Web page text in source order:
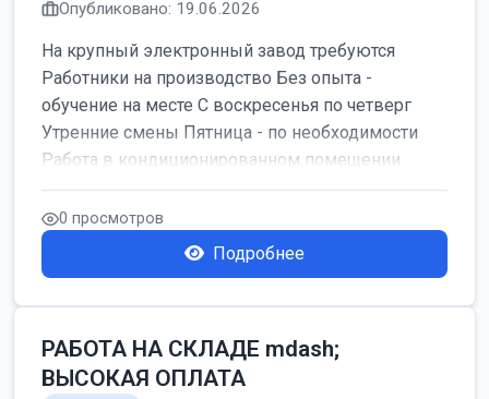
Опубликовано: 19.06.2026
На крупный электронный завод требуются
Работники на производство Без опыта -
обучение на месте С воскресенья по четверг
Утренние смены Пятница - по необходимости
Работа в кондиционированном помещении ...
0 просмотров
Подробнее
РАБОТА НА СКЛАДЕ mdash;
ВЫСОКАЯ ОПЛАТА